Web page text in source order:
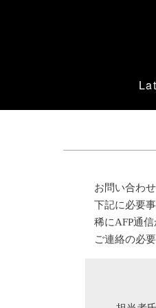
お問い合わ
下記に必要
稀にAFP通
ご連絡の必